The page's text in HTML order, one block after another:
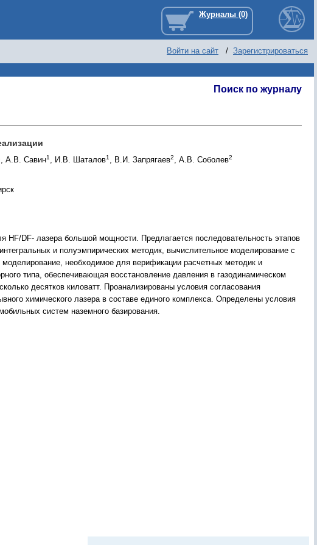
Войти на сайт / Зарегистрироваться
Поиск по журналу
, А.В. Савин1 , И.В. Шаталов1 , В.И. Запрягаев2, А.В. Соболев2
DF- лазера большой мощности. Предлагается последовательность этапов
и полуэмпирических методик, вычислительное моделирование с
необходимое для верификации расчетных методик и
типа, обеспечивающая восстановление давления в газодинамическом
десятков киловатт. Проанализированы условия согласования
химического лазера в составе единого комплекса. Определены условия
систем наземного базирования.